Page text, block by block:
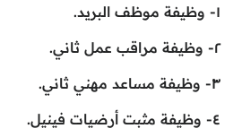
١- وظيفة موظف البريد.
٢- وظيفة مراقب عمل ثاني.
٣- وظيفة مساعد مهني ثاني.
٤- وظيفة مثبت أرضيات فينيل.